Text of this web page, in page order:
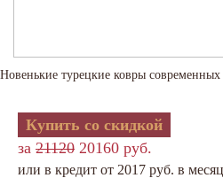
Новенькие турецкие ковры
Купить со скидкой
за 21120 20160 руб.
или в кредит от 2017 руб. в месяц